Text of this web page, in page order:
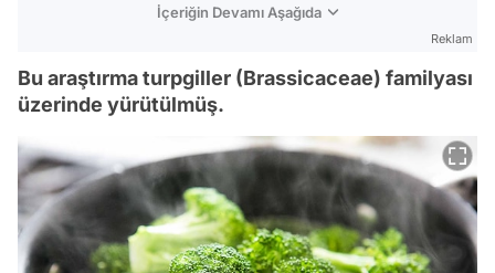
İçeriğin Devamı Aşağıda
Reklam
Bu araştırma turpgiller (Brassicaceae) familyası
üzerinde yürütülmüş.